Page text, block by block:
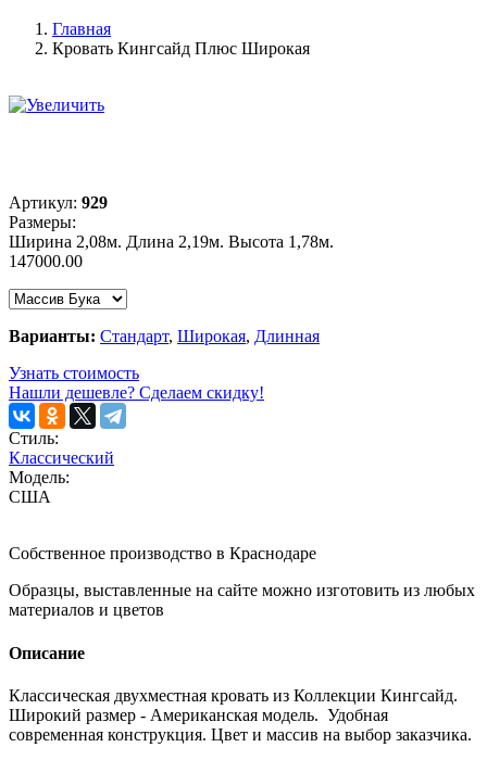
Главная
Кровать Кингсайд Плюс Широкая
Артикул: 929
Размеры:
Ширина 2,08м. Длина 2,19м. Высота 1,78м.
147000.00
Варианты: Стандарт, Широкая, Длинная
Узнать стоимость
Нашли дешевле? Сделаем скидку!
Стиль:
Классический
Модель:
США
Собственное производство в Краснодаре
Образцы, выставленные на сайте можно изготовить из любых
материалов и цветов
Описание
Классическая двухместная кровать из Коллекции Кингсайд.
Широкий размер - Американская модель. Удобная
современная конструкция. Цвет и массив на выбор заказчика.